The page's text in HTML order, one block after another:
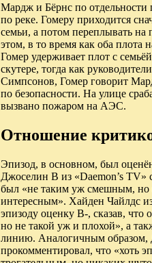
Мардж и Бёрнс по отдельности
по реке. Гомеру приходится
семьи, а потом переплывать на
этом, в то время как оба плота
Гомер удерживает плот с
скутере, тогда как
Симпсонов, Гомер говорит
по безопасности. На улице
вызвано пожаром на АЭС.
Отношение
Эпизод, в основном, был
Джоселин В из «Daemon’s TV»
был «не таким уж смешным, но
интересным». Хайден Чайлдс
эпизоду оценку B-, сказав,
но не такой уж и плохой», а
линию. Аналогичным
прокомментировал, что «хоть